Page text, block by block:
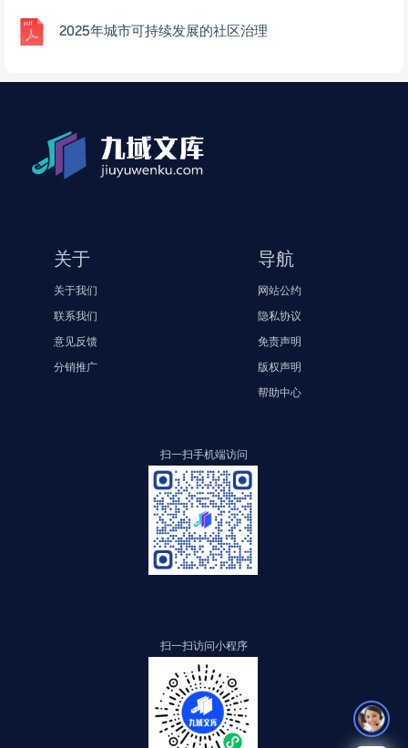
2025年城市可持续发展的社区治理
关于
关于我们
联系我们
意见反馈
分销推广
导航
网站公约
隐私协议
免责声明
版权声明
帮助中心
扫一扫手机端访问
扫一扫访问小程序